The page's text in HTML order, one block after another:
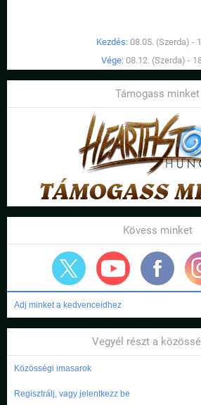
Kezdés: 08.05. (Szerda) -
Vége: 08.12. (Szerda) -
Támogass minket
Kövess minket
Adj minket a kedvenceidhez
Vegyél részt a
Közösségi imasarok
Regisztrálj, vagy jelentkezz be